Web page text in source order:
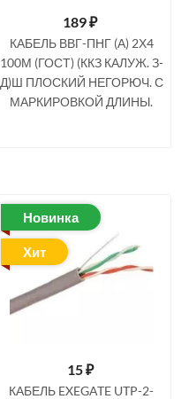
189₽
КАБЕЛЬ ВВГ-ПНГ (А) 2Х4
100М (ГОСТ) (ККЗ КАЛУЖ. З-
Д)Ш ПЛОСКИЙ НЕГОРЮЧ. С
МАРКИРОВКОЙ ДЛИНЫ.
Новинка
Хит
15₽
КАБЕЛЬ EXEGATE UTP-2-